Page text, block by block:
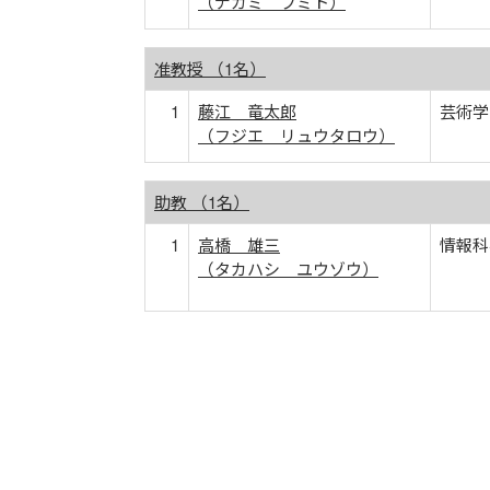
准教授 （1名）
1
藤江 竜太郎
（フジエ リュウタロウ）
芸術
助教 （1名）
1
高橋 雄三
（タカハシ ユウゾウ）
情報